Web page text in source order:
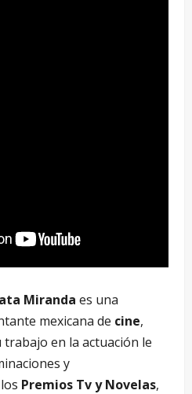
Miranda es una
mexicana de cine,
trabajo en la actuación le
y
Premios Tv y Novelas,